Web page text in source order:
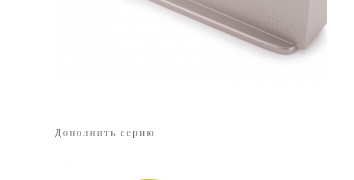
Дополнить серию